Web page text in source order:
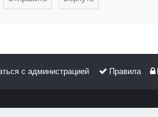
Правила
с администрацией